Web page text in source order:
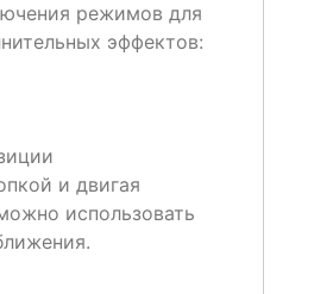
режимов для
эффектов:
и двигая
использовать